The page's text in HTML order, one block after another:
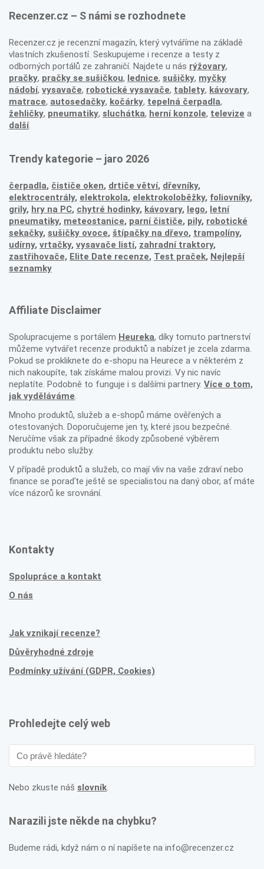
Recenzer.cz – S námi se rozhodnete
Recenzer.cz je recenzní magazín, který vytváříme na základě
vlastních zkušeností. Seskupujeme i recenze a testy z
odborných portálů ze zahraničí. Najdete u nás rýžovary,
pračky, pračky se sušičkou, lednice, sušičky, myčky
nádobí, vysavače, robotické vysavače, tablety, kávovary,
matrace, autosedačky, kočárky, tepelná čerpadla,
žehličky, pneumatiky, sluchátka, herní konzole, televize a
další.
Trendy kategorie – jaro 2026
čerpadla, čističe oken, drtiče větví, dřevníky,
elektrocentrály, elektrokola, elektrokoloběžky, foliovníky,
grily, hry na PC, chytré hodinky, kávovary, lego, letní
pneumatiky, meteostanice, parní čističe, pily, robotické
sekačky, sušičky ovoce, štípačky na dřevo, trampolíny,
udírny, vrtačky, vysavače listí, zahradní traktory,
zastřihovače, Elite Date recenze, Test praček, Nejlepší
seznamky
Affiliate Disclaimer
Spolupracujeme s portálem Heureka, díky tomuto partnerství
můžeme vytvářet recenze produktů a nabízet je zcela zdarma.
Pokud se prokliknete do e-shopu na Heurece a v některém z
nich nakoupíte, tak získáme malou provizi. Vy nic navíc
neplatíte. Podobně to funguje i s dalšími partnery. Více o tom,
jak vyděláváme.
Mnoho produktů, služeb a e-shopů máme ověřených a
otestovaných. Doporučujeme jen ty, které jsou bezpečné.
Neručíme však za případné škody způsobené výběrem
produktu nebo služby.
V případě produktů a služeb, co mají vliv na vaše zdraví nebo
finance se poraďte ještě se specialistou na daný obor, ať máte
více názorů ke srovnání.
Kontakty
Spolupráce a kontakt
O nás
Jak vznikají recenze?
Důvěryhodné zdroje
Podmínky užívání (GDPR, Cookies)
Prohledejte celý web
Nebo zkuste náš slovník.
Narazili jste někde na chybku?
Budeme rádi, když nám o ní napíšete na info@recenzer.cz